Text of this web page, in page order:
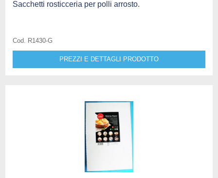
Sacchetti rosticceria per polli arrosto.
Cod. R1430-G
PREZZI E DETTAGLI PRODOTTO